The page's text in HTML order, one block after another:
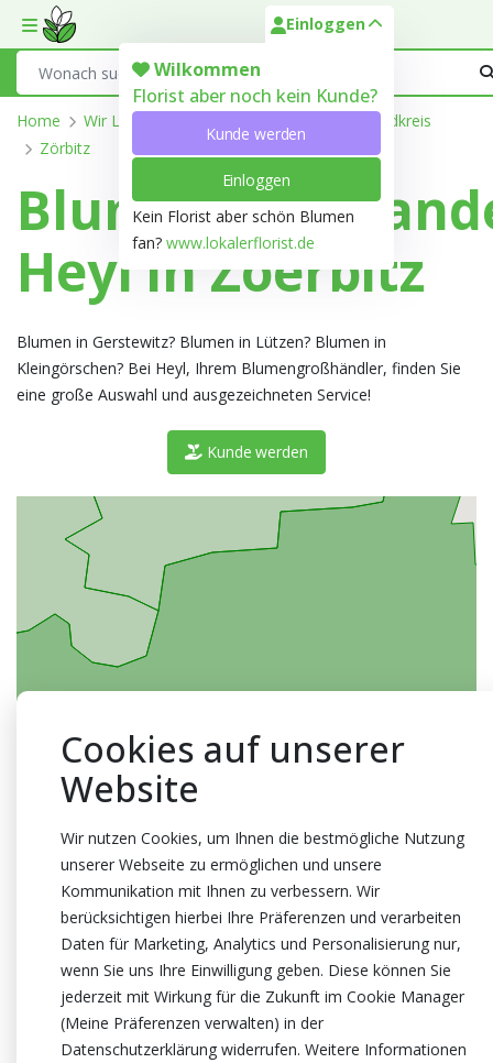
Toggle mobile menu
Einloggen
Wilkommen
Florist aber noch kein Kunde?
Kunde werden
Einloggen
Kein Florist aber schön Blumen
fan? www.lokalerflorist.de
Home Wir Liefern
Burgenlandkreis
Zörbitz
Heyl in Zoerbitz
Blumen in Gerstewitz? Blumen in Lützen? Blumen in
Kleingörschen? Bei Heyl, Ihrem Blumengroßhändler, finden Sie
eine große Auswahl und ausgezeichneten Service!
Kunde werden
Cookies auf unserer
Website
Wir nutzen Cookies, um Ihnen die bestmögliche Nutzung
unserer Webseite zu ermöglichen und unsere
Kommunikation mit Ihnen zu verbessern. Wir
berücksichtigen hierbei Ihre Präferenzen und verarbeiten
Daten für Marketing, Analytics und Personalisierung nur,
wenn Sie uns Ihre Einwilligung geben. Diese können Sie
jederzeit mit Wirkung für die Zukunft im Cookie Manager
(Meine Präferenzen verwalten) in der
Datenschutzerklärung widerrufen. Weitere Informationen